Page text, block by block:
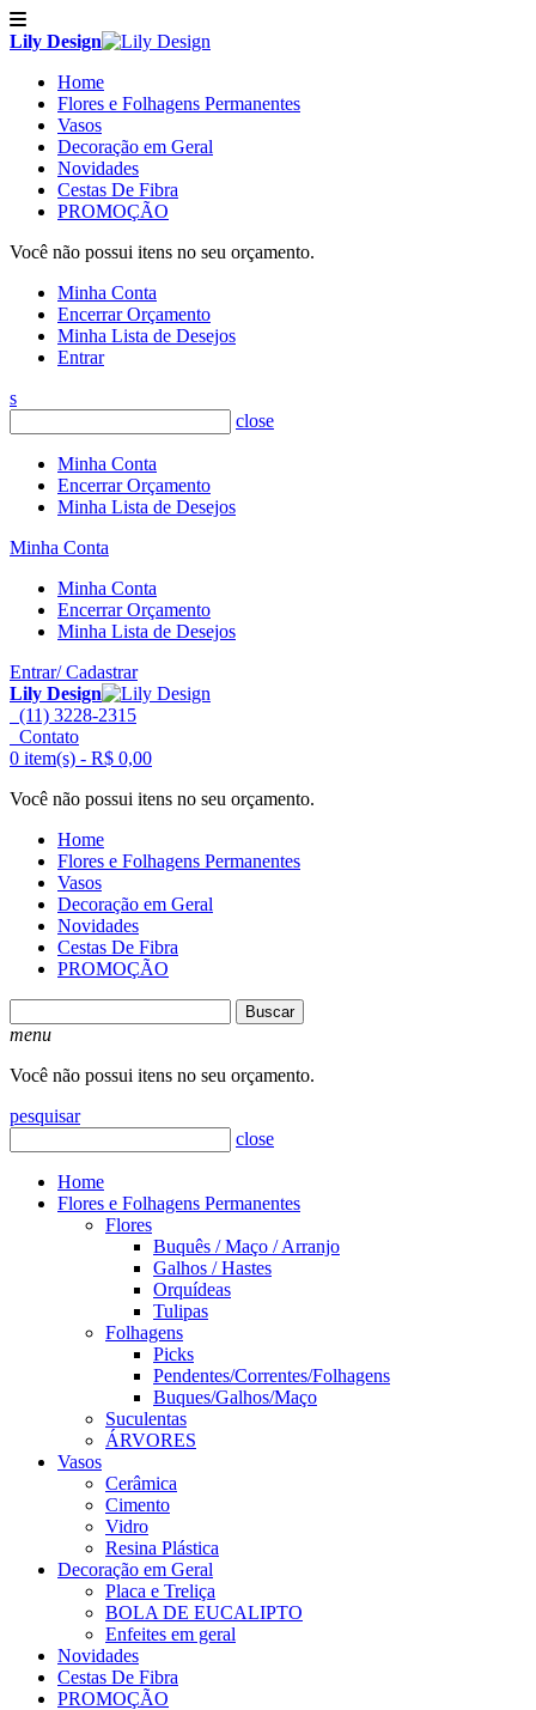
Lily Design
Home
Flores e Folhagens Permanentes
Vasos
Decoração em Geral
Novidades
Cestas De Fibra
PROMOÇÃO
Você não possui itens no seu orçamento.
Minha Conta
Encerrar Orçamento
Minha Lista de Desejos
Entrar
s
close
Minha Conta
Encerrar Orçamento
Minha Lista de Desejos
Minha Conta
Minha Conta
Encerrar Orçamento
Minha Lista de Desejos
Entrar/ Cadastrar
Lily Design
(11) 3228-2315
Contato
0 item(s) - R$ 0,00
Você não possui itens no seu orçamento.
Home
Flores e Folhagens Permanentes
Vasos
Decoração em Geral
Novidades
Cestas De Fibra
PROMOÇÃO
Buscar
menu
Você não possui itens no seu orçamento.
pesquisar
close
Home
Flores e Folhagens Permanentes
Flores
Buquês / Maço / Arranjo
Galhos / Hastes
Orquídeas
Tulipas
Folhagens
Picks
Pendentes/Correntes/Folhagens
Buques/Galhos/Maço
Suculentas
ÁRVORES
Vasos
Cerâmica
Cimento
Vidro
Resina Plástica
Decoração em Geral
Placa e Treliça
BOLA DE EUCALIPTO
Enfeites em geral
Novidades
Cestas De Fibra
PROMOÇÃO